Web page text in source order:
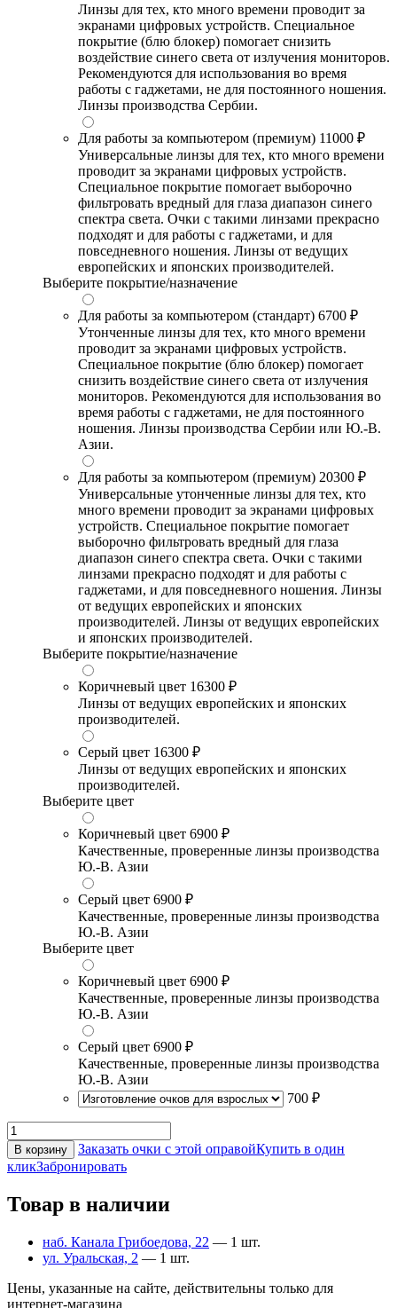
Линзы для тех, кто много времени проводит за
экранами цифровых устройств. Специальное
покрытие (блю блокер) помогает снизить
воздействие синего света от излучения мониторов.
Рекомендуются для использования во время
работы с гаджетами, не для постоянного ношения.
Линзы производства Сербии.
Для работы за компьютером (премиум) 11000 ₽
Универсальные линзы для тех, кто много времени
проводит за экранами цифровых устройств.
Специальное покрытие помогает выборочно
фильтровать вредный для глаза диапазон синего
спектра света. Очки с такими линзами прекрасно
подходят и для работы с гаджетами, и для
повседневного ношения. Линзы от ведущих
европейских и японских производителей.
Выберите покрытие/назначение
Для работы за компьютером (стандарт) 6700 ₽
Утонченные линзы для тех, кто много времени
проводит за экранами цифровых устройств.
Специальное покрытие (блю блокер) помогает
снизить воздействие синего света от излучения
мониторов. Рекомендуются для использования во
время работы с гаджетами, не для постоянного
ношения. Линзы производства Сербии или Ю.-В.
Азии.
Для работы за компьютером (премиум) 20300 ₽
Универсальные утонченные линзы для тех, кто
много времени проводит за экранами цифровых
устройств. Специальное покрытие помогает
выборочно фильтровать вредный для глаза
диапазон синего спектра света. Очки с такими
линзами прекрасно подходят и для работы с
гаджетами, и для повседневного ношения. Линзы
от ведущих европейских и японских
производителей. Линзы от ведущих европейских
и японских производителей.
Выберите покрытие/назначение
Коричневый цвет 16300 ₽
Линзы от ведущих европейских и японских
производителей.
Серый цвет 16300 ₽
Линзы от ведущих европейских и японских
производителей.
Выберите цвет
Коричневый цвет 6900 ₽
Качественные, проверенные линзы производства
Ю.-В. Азии
Серый цвет 6900 ₽
Качественные, проверенные линзы производства
Ю.-В. Азии
Выберите цвет
Коричневый цвет 6900 ₽
Качественные, проверенные линзы производства
Ю.-В. Азии
Серый цвет 6900 ₽
Качественные, проверенные линзы производства
Ю.-В. Азии
700 ₽
В корзину Заказать очки с этой оправойКупить в один
кликЗабронировать
Товар в наличии
наб. Канала Грибоедова, 22 — 1 шт.
ул. Уральская, 2 — 1 шт.
Цены, указанные на сайте, действительны только для
интернет-магазина